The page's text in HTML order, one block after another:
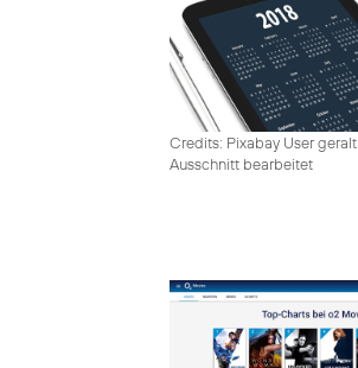
Credits: Pixabay User geralt
Ausschnitt bearbeitet